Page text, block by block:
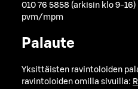
010 76 5858 (arkisin klo 9-16)
pvm/mpm
Palaute
Yksittäisten ravintoloiden
ravintoloiden omilla sivuilla: